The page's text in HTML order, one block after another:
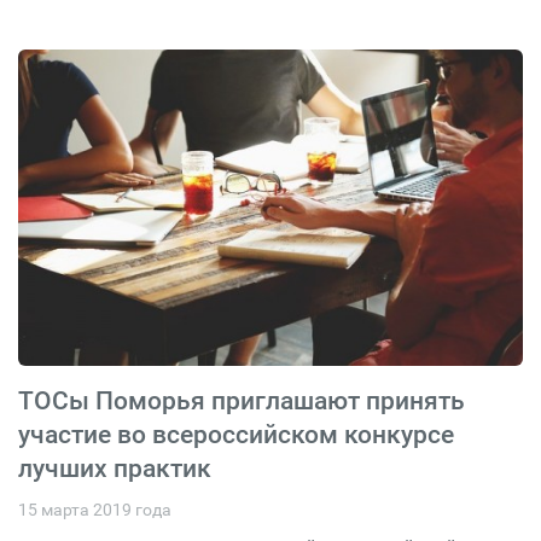
ТОСы Поморья приглашают принять
участие во всероссийском конкурсе
лучших практик
15 марта 2019 года